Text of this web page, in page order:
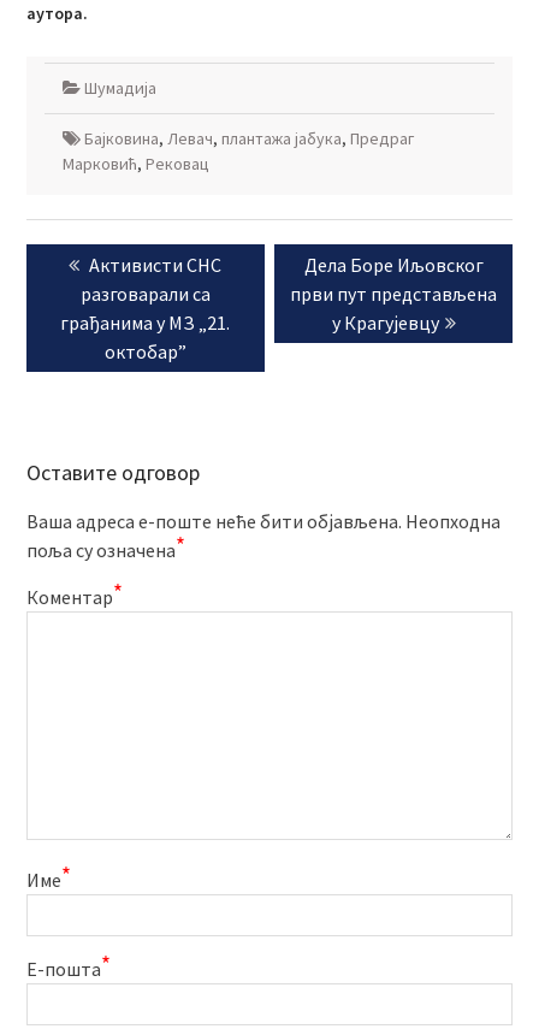
аутора.
Шумадија
Бајковина, Левач, плантажа јабука, Предраг
Марковић, Рековац
Кретање
чланкаPrevious
post:
Активисти СНС
разговарали са
грађанима у МЗ „21.
октобар”
Next
post:
Дела Боре Иљовског
први пут представљена
у Крагујевцу
Оставите одговор
Ваша адреса е-поште неће бити објављена. Неопходна
поља су означена*
Коментар*
Име*
Е-пошта*